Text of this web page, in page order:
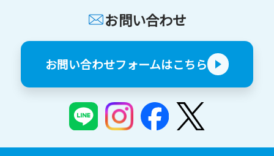
お問い合わせ
お問い合わせフォームはこちら